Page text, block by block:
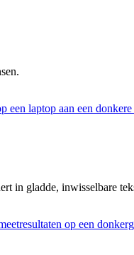
in gladde, inwisselbare